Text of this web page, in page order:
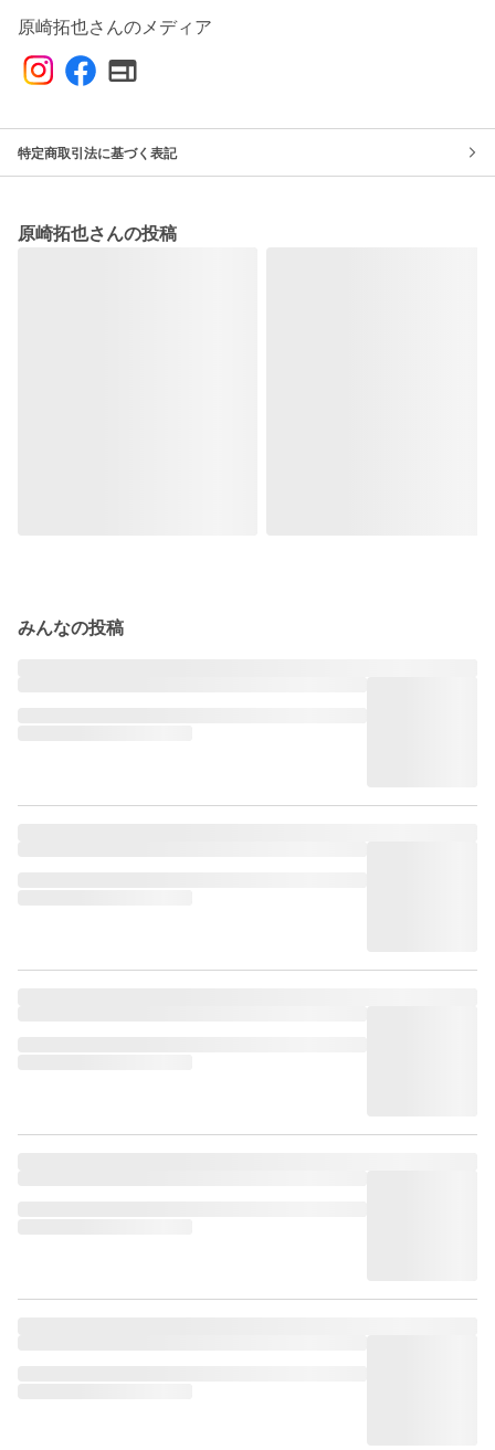
原崎拓也さんのメディア
特定商取引法に基づく表記
原崎拓也さんの投稿
みんなの投稿